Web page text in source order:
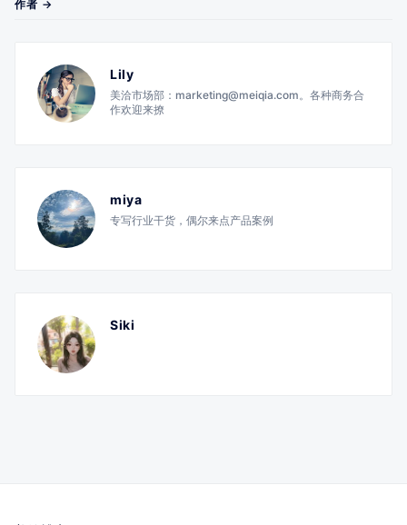
作者 →
Lily
美洽市场部：marketing@meiqia.com。各种商务合
作欢迎来撩
miya
专写行业干货，偶尔来点产品案例
Siki